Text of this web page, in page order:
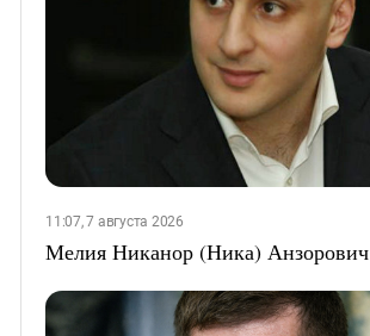
11:07, 7 августа 2026
Мелия Никанор (Ника) Анзорович